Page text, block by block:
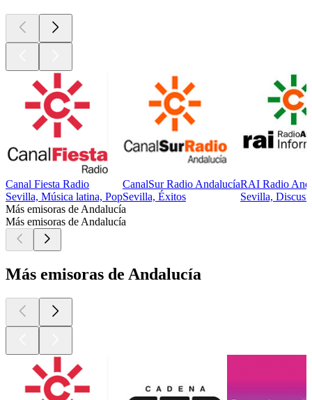
Canal Fiesta Radio
Sevilla, Música latina, Pop
CanalSur Radio Andalucía
Sevilla, Éxitos
RAI Radio
Sevilla,
Más emisoras de Andalucía
Más emisoras de Andalucía
Más emisoras de Andalucía